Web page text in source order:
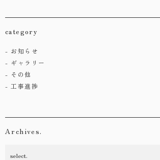
category
お知らせ
ギャラリー
その他
工事進捗
Archives.